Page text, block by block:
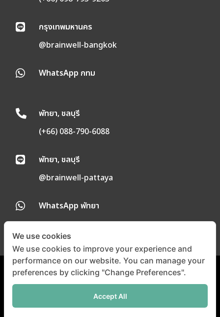

กรุงเทพมหานคร
@brainwell-bangkok
 WhatsApp กทม

พัทยา, ชลบุรี
(+66) 088-790-6088

พัทยา, ชลบุรี
@brainwell-pattaya
 WhatsApp พัทยา
นโยบายความเป็นส่วนตัว|นโยบายคุกกี้
©Copyright 2024 |AllRight Reserved
We use cookies
We use cookies to improve your experience and
performance on our website. You can manage your
preferences by clicking "Change Preferences".
Accept All